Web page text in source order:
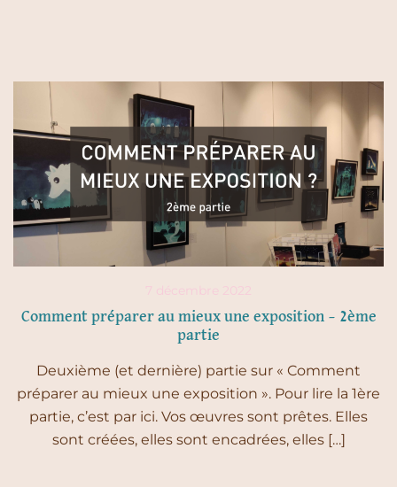
7 décembre 2022
Comment préparer au mieux une exposition – 2ème
partie
Deuxième (et dernière) partie sur « Comment
préparer au mieux une exposition ». Pour lire la 1ère
partie, c’est par ici. Vos œuvres sont prêtes. Elles
sont créées, elles sont encadrées, elles […]